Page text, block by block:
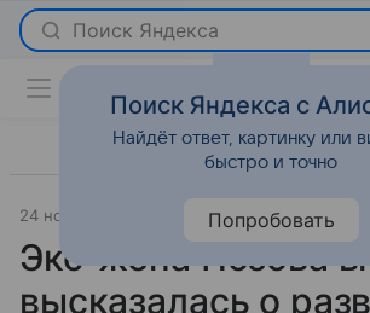
Поиск Яндекса
24 ноября 2025 Леди Mail Светская жизнь
Экс-жена Позова
высказалась о
Поиск Яндекса с
Найдёт ответ, картинку или
быстро и точно
Попробовать